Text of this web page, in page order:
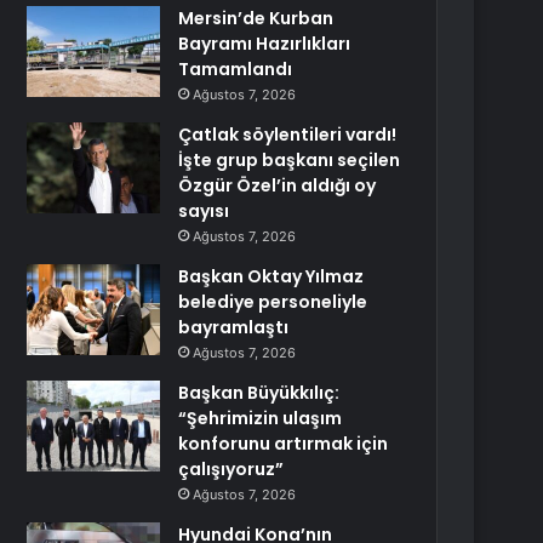
Mersin’de Kurban
Bayramı Hazırlıkları
Tamamlandı
Ağustos 7, 2026
Çatlak söylentileri vardı!
İşte grup başkanı seçilen
Özgür Özel’in aldığı oy
sayısı
Ağustos 7, 2026
Başkan Oktay Yılmaz
belediye personeliyle
bayramlaştı
Ağustos 7, 2026
Başkan Büyükkılıç:
“Şehrimizin ulaşım
konforunu artırmak için
çalışıyoruz”
Ağustos 7, 2026
Hyundai Kona’nın